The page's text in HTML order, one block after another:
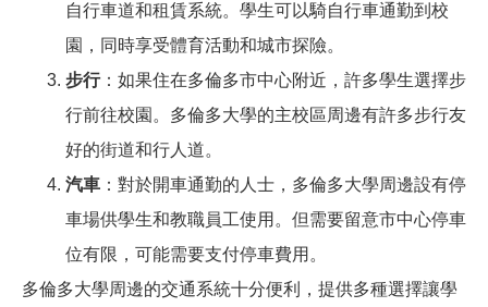
自行車道和租賃系統。學生可以騎自行車通勤到校
園，同時享受體育活動和城市探險。
步行：如果住在多倫多市中心附近，許多學生選擇步
行前往校園。多倫多大學的主校區周邊有許多步行友
好的街道和行人道。
汽車 ：對於開車通勤的人士，多倫多大學周邊設有停
車場供學生和教職員工使用。但需要留意市中心停車
位有限，可能需要支付停車費用。
多倫多大學周邊的交通系統十分便利，提供多種選擇讓學